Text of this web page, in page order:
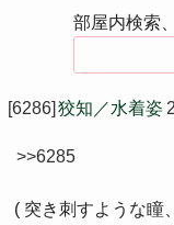
部屋内検索
[6286] 狡知／水着姿
>>6285
( 突き刺すような瞳